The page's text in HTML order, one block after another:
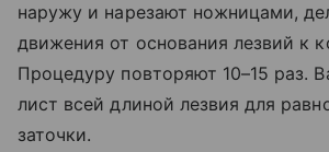
наружу и нарезают ножницами,
движения от основания лезвий к
Процедуру повторяют 10–15 раз.
лист всей длиной лезвия для
заточки.